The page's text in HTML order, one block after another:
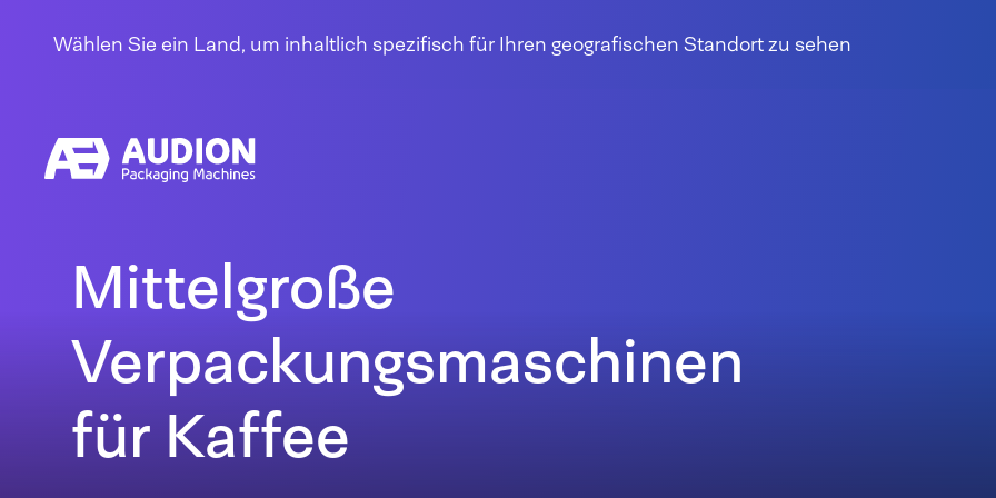
Wählen Sie ein Land, um inhaltlich spezifisch für Ihren geografischen Standort zu sehen
Mittelgroße
Verpackungsmaschinen
für Kaffee